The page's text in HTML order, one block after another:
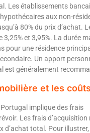
Les établissements
aux non-
80% du prix d’achat.
3,25% et 3,95%. La durée
pour une résidence
Un apport
est généralement
et les
Portugal implique des frais
Les frais d’acquisition
d’achat total. Pour